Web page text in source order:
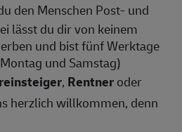
den Menschen Post- und
lässt du dir von keinem
und bist fünf Werktage
und Samstag)
, Rentneroder
herzlich willkommen, denn